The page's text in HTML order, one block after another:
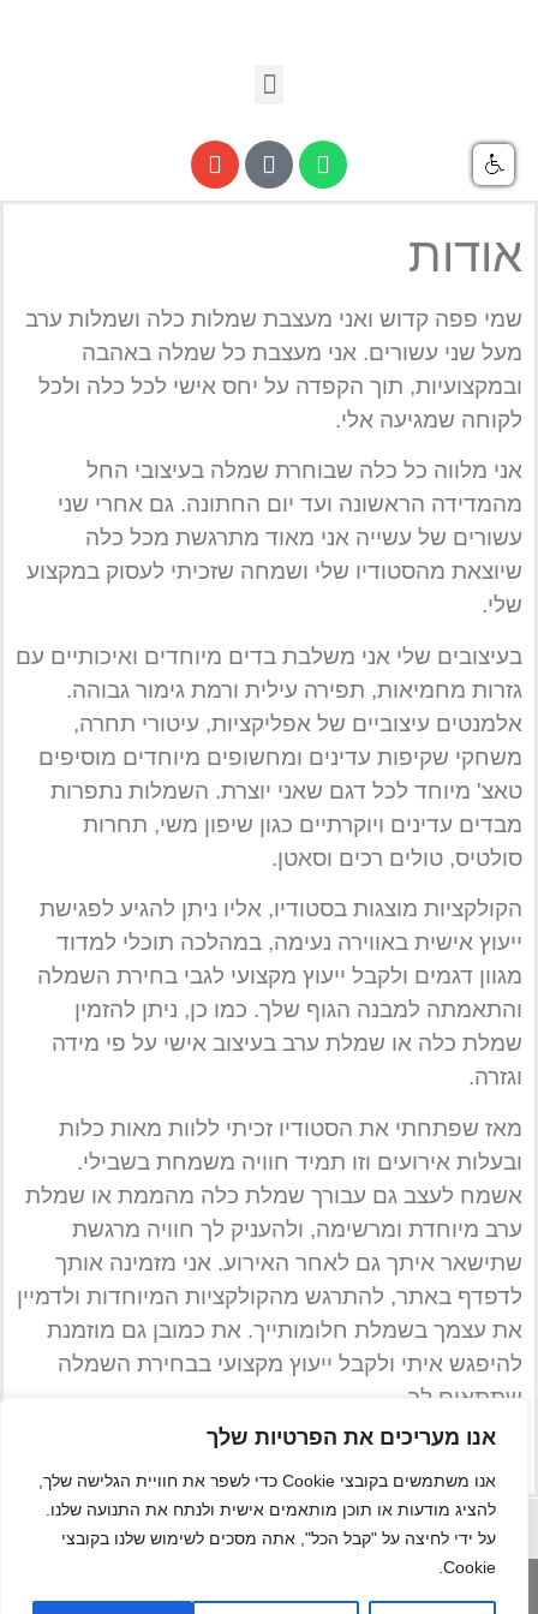
אנו מעריכים את הפרטיות שלך
אנו משתמשים בקובצי Cookie כדי לשפר את חוויית הגלישה שלך,
להציג מודעות או תוכן מותאמים אישית ולנתח את התנועה שלנו.
על ידי לחיצה על "קבל הכל", אתה מסכים לשימוש שלנו בקובצי
Cookie.
אודות
שמי פפה קדוש ואני מעצבת שמלות כלה ושמלות ערב
מעל שני עשורים. אני מעצבת כל שמלה באהבה
ובמקצועיות, תוך הקפדה על יחס אישי לכל כלה ולכל
לקוחה שמגיעה אלי.
אני מלווה כל כלה שבוחרת שמלה בעיצובי החל
מהמדידה הראשונה ועד יום החתונה. גם אחרי שני
עשורים של עשייה אני מאוד מתרגשת מכל כלה
שיוצאת מהסטודיו שלי ושמחה שזכיתי לעסוק במקצוע
שלי.
בעיצובים שלי אני משלבת בדים מיוחדים ואיכותיים עם
גזרות מחמיאות, תפירה עילית ורמת גימור גבוהה.
אלמנטים עיצוביים של אפליקציות, עיטורי תחרה,
משחקי שקיפות עדינים ומחשופים מיוחדים מוסיפים
טאצ' מיוחד לכל דגם שאני יוצרת. השמלות נתפרות
מבדים עדינים ויוקרתיים כגון שיפון משי, תחרות
סולטיס, טולים רכים וסאטן.
הקולקציות מוצגות בסטודיו, אליו ניתן להגיע לפגישת
ייעוץ אישית באווירה נעימה, במהלכה תוכלי למדוד
מגוון דגמים ולקבל ייעוץ מקצועי לגבי בחירת השמלה
והתאמתה למבנה הגוף שלך. כמו כן, ניתן להזמין
שמלת כלה או שמלת ערב בעיצוב אישי על פי מידה
וגזרה.
מאז שפתחתי את הסטודיו זכיתי ללוות מאות כלות
ובעלות אירועים וזו תמיד חוויה משמחת בשבילי.
אשמח לעצב גם עבורך שמלת כלה מהממת או שמלת
ערב מיוחדת ומרשימה, ולהעניק לך חוויה מרגשת
שתישאר איתך גם לאחר האירוע. אני מזמינה אותך
לדפדף באתר, להתרגש מהקולקציות המיוחדות ולדמיין
את עצמך בשמלת חלומותייך. את כמובן גם מוזמנת
להיפגש איתי ולקבל ייעוץ מקצועי בבחירת השמלה
שתתאים לך.
נתראה בשמחות ♥
ומדיניות
נטלי קדוש